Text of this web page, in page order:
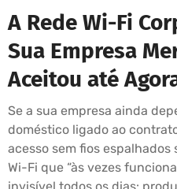
A Rede Wi-Fi
Sua Empresa
Aceitou até
Se a sua empresa ainda
doméstico ligado ao
acesso sem fios
Wi-Fi que “às vezes